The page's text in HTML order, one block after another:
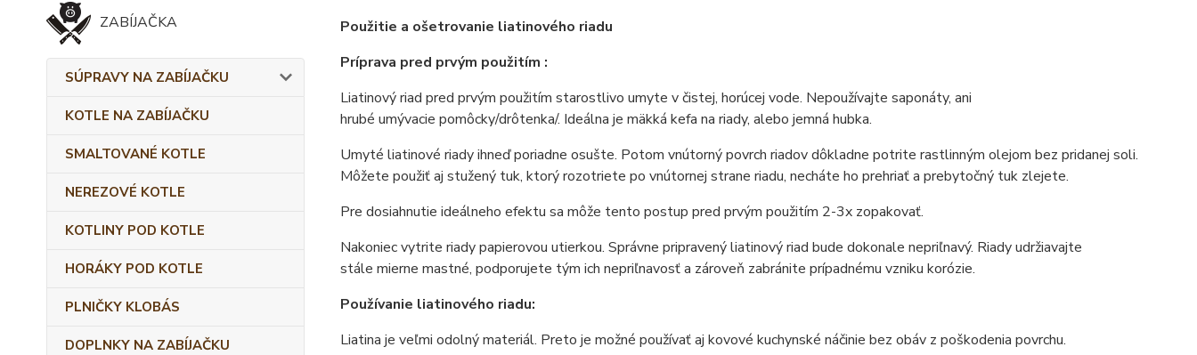
ZABÍJAČKA
SÚPRAVY NA ZABÍJAČKU
KOTLE NA ZABÍJAČKU
SMALTOVANÉ KOTLE
NEREZOVÉ KOTLE
KOTLINY POD KOTLE
HORÁKY POD KOTLE
PLNIČKY KLOBÁS
DOPLNKY NA ZABÍJAČKU
Použitie a ošetrovanie liatinového riadu
Príprava pred prvým použitím :
Liatinový riad pred prvým použitím starostlivo umyte v čistej, horúcej vode. Nepoužívajte saponáty, ani
hrubé umývacie pomôcky/drôtenka/. Ideálna je mäkká kefa na riady, alebo jemná hubka.
Umyté liatinové riady ihneď poriadne osušte. Potom vnútorný povrch riadov dôkladne potrite rastlinným olejom bez pridanej soli.
Môžete použiť aj stužený tuk, ktorý rozotriete po vnútornej strane riadu, necháte ho prehriať a prebytočný tuk zlejete.
Pre dosiahnutie ideálneho efektu sa môže tento postup pred prvým použitím 2-3x zopakovať.
Nakoniec vytrite riady papierovou utierkou. Správne pripravený liatinový riad bude dokonale nepriľnavý. Riady udržiavajte
stále mierne mastné, podporujete tým ich nepriľnavosť a zároveň zabránite prípadnému vzniku korózie.
Používanie liatinového riadu:
Liatina je veľmi odolný materiál. Preto je možné používať aj kovové kuchynské náčinie bez obáv z poškodenia povrchu.